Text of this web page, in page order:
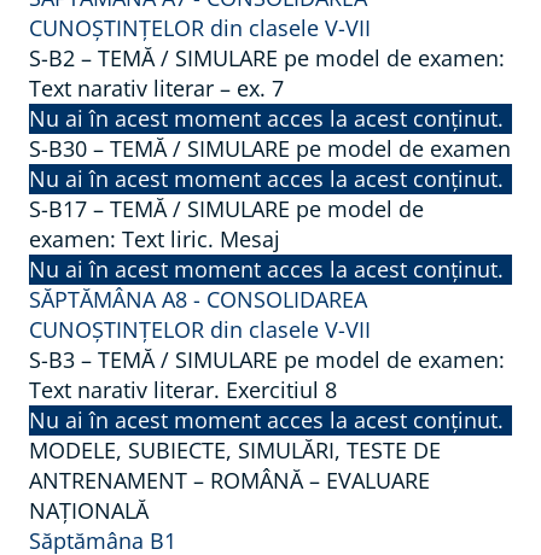
CUNOȘTINȚELOR din clasele V-VII
S-B2 – TEMĂ / SIMULARE pe model de examen:
Text narativ literar – ex. 7
Nu ai în acest moment acces la acest conținut.
S-B30 – TEMĂ / SIMULARE pe model de examen
Nu ai în acest moment acces la acest conținut.
S-B17 – TEMĂ / SIMULARE pe model de
examen: Text liric. Mesaj
Nu ai în acest moment acces la acest conținut.
SĂPTĂMÂNA A8 - CONSOLIDAREA
CUNOȘTINȚELOR din clasele V-VII
S-B3 – TEMĂ / SIMULARE pe model de examen:
Text narativ literar. Exercitiul 8
Nu ai în acest moment acces la acest conținut.
MODELE, SUBIECTE, SIMULĂRI, TESTE DE
ANTRENAMENT – ROMÂNĂ – EVALUARE
NAȚIONALĂ
Săptămâna B1